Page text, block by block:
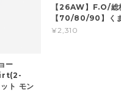
ー
ト モン
【26AW】F.O/総
【70/80/90】く
¥2,310